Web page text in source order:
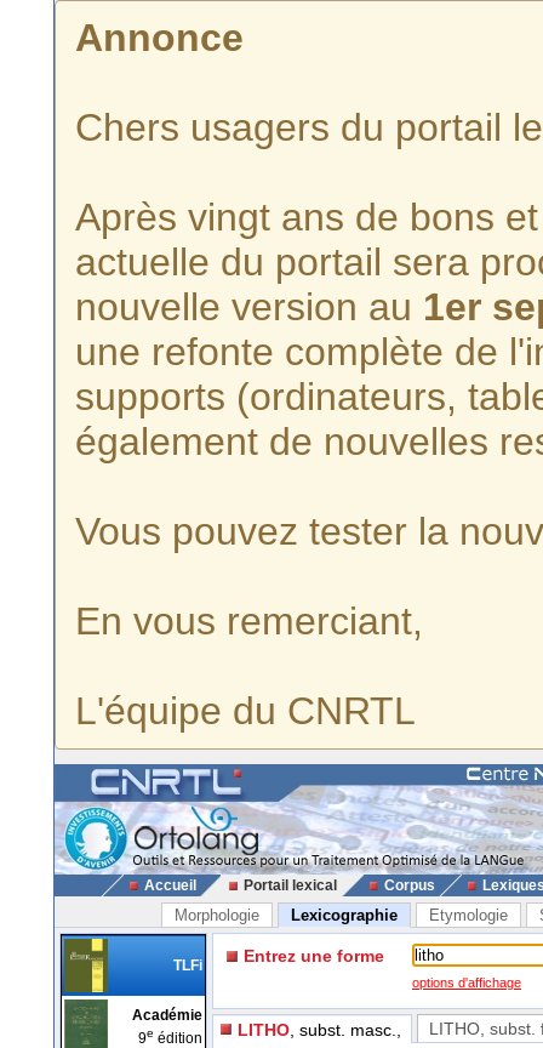
Annonce
Chers usagers du portail
Après vingt ans de bons
actuelle du portail sera
nouvelle version au 1er
une refonte complète de
supports (ordinateurs,
également de nouvelles
Vous pouvez tester la
En vous remerciant,
L'équipe du CNRTL
Accueil Portail lexical Corpus
Morphologie Lexicographie Etymologie
TLFi
Académie
9e édition
Entrez une forme
options d'affichage
LITHO , subst. masc., LITHO, subst.